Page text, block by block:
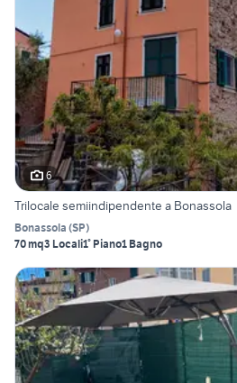
6
Trilocale semiindipendente a Bonassola
Bonassola (SP)
70 mq3 Locali1° Piano1 Bagno